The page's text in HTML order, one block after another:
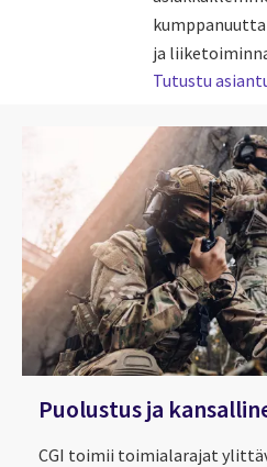
ja
Tutustu
Puolustus ja
CGI toimii toimialarajat